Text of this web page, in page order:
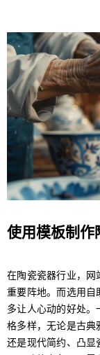
使用模板制作
在陶瓷瓷器行业，网
重要阵地。而选用自
多让人心动的好处。
格多样，无论是古典
还是现代简约、凸显